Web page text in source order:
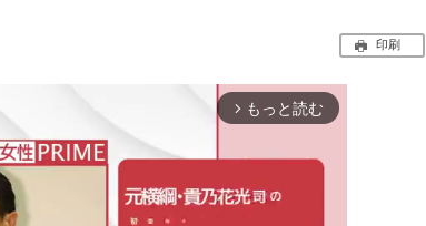
印刷
arrow_forward_ios もっと読む